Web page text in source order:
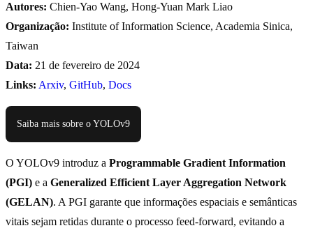
Autores: Chien-Yao Wang, Hong-Yuan Mark Liao
Organização: Institute of Information Science, Academia Sinica,
Taiwan
Data: 21 de fevereiro de 2024
Links: Arxiv, GitHub, Docs
Saiba mais sobre o YOLOv9
O YOLOv9 introduz a Programmable Gradient Information
(PGI) e a Generalized Efficient Layer Aggregation Network
(GELAN). A PGI garante que informações espaciais e semânticas
vitais sejam retidas durante o processo feed-forward, evitando a